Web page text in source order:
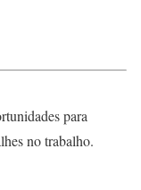
para
no trabalho.